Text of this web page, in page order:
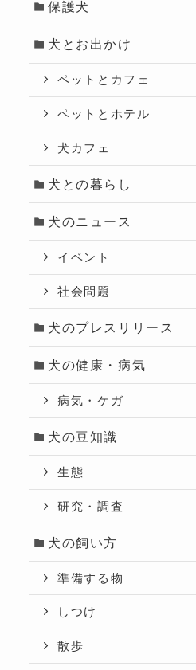
保護犬
犬とお出かけ
ペットとカフェ
ペットとホテル
犬カフェ
犬との暮らし
犬のニュース
イベント
社会問題
犬のプレスリリース
犬の健康・病気
病気・ケガ
犬の豆知識
生態
研究・調査
犬の飼い方
準備する物
しつけ
散歩